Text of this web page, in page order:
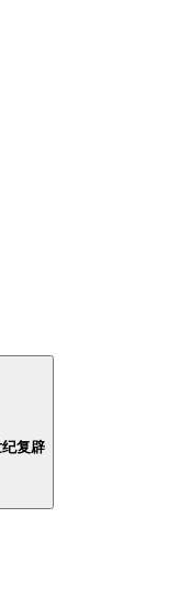
复辟